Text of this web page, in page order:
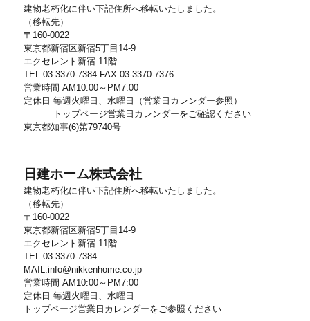
建物老朽化に伴い下記住所へ移転いたしました。
（移転先）
〒160-0022
東京都新宿区新宿5丁目14-9
エクセレント新宿 11階
TEL:03-3370-7384 FAX:03-3370-7376
営業時間 AM10:00～PM7:00
定休日 毎週火曜日、水曜日（営業日カレンダー参照）
トップページ営業日カレンダーをご確認ください
東京都知事(6)第79740号
日建ホーム株式会社
建物老朽化に伴い下記住所へ移転いたしました。
（移転先）
〒160-0022
東京都新宿区新宿5丁目14-9
エクセレント新宿 11階
TEL:03-3370-7384
MAIL:info@nikkenhome.co.jp
営業時間 AM10:00～PM7:00
定休日 毎週火曜日、水曜日
トップページ営業日カレンダーをご参照ください